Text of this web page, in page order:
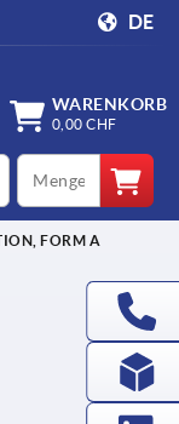
DE
WARENKORB
0,00 CHF
qty
FORM A